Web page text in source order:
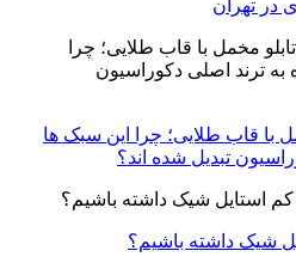
در تهران
با قاب طلایی؛ چرا این سبک ها
تبدیل شده اند؟
شیک داشته باشیم؟